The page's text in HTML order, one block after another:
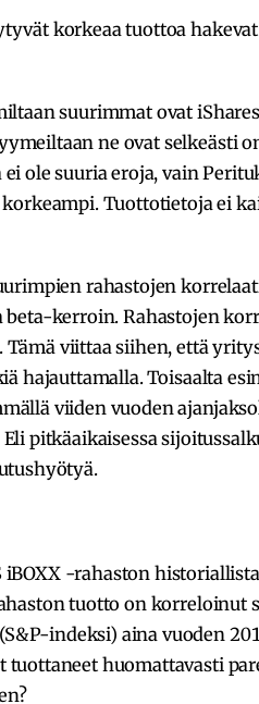
korkeaa tuottoa
suurimmat ovat
ne ovat selkeästi
ole suuria eroja, vain
Tuottotietoja ei
rahastojen
beta-kerroin. Rahastojen
Tämä viittaa siihen, että
hajauttamalla. Toisaalta
viiden vuoden
pitkäaikaisessa
iBOXX -rahaston
tuotto on korreloinut
indeksi) aina vuoden
tuottaneet huomattavasti